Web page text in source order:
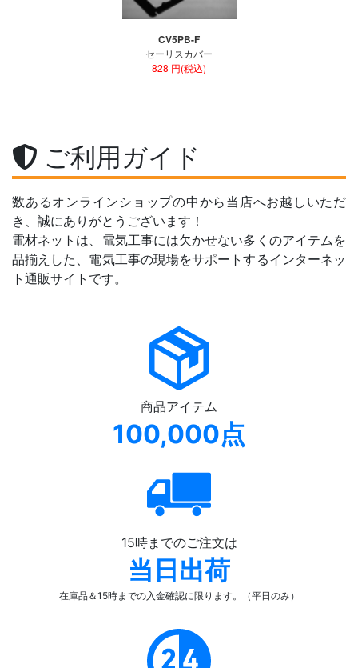
CV5PB-F
セーリスカバー
828 円(税込)
ご利用ガイド
数あるオンラインショップの中から当店へお越しいただ
き、誠にありがとうございます！
電材ネットは、電気工事には欠かせない多くのアイテムを
品揃えした、電気工事の現場をサポートするインターネッ
ト通販サイトです。
商品アイテム
100,000点
15時までのご注文は
当日出荷
在庫品＆15時までの入金確認に限ります。（平日のみ）